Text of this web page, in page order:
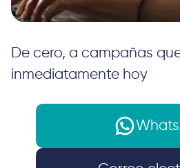
De cero, a campañas
inmediatamente hoy